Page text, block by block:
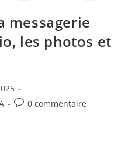
messagerie
les photos et
0 commentaire